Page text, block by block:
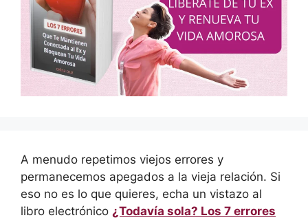
A menudo repetimos viejos errores y
permanecemos apegados a la vieja relación. Si
eso no es lo que quieres, echa un vistazo al
libro electrónico ¿Todavía sola? Los 7 errores